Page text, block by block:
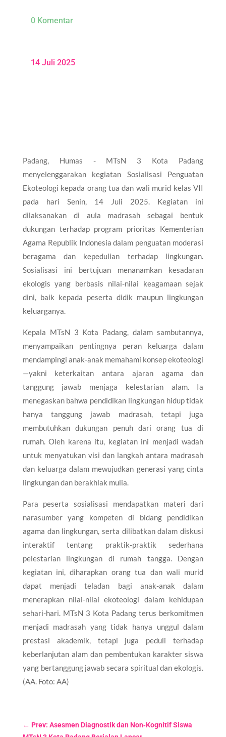
0 Komentar
14 Juli 2025
Padang, Humas - MTsN 3 Kota Padang
menyelenggarakan kegiatan Sosialisasi Penguatan
Ekoteologi kepada orang tua dan wali murid kelas VII
pada hari Senin, 14 Juli 2025. Kegiatan ini
dilaksanakan di aula madrasah sebagai bentuk
dukungan terhadap program prioritas Kementerian
Agama Republik Indonesia dalam penguatan moderasi
beragama dan kepedulian terhadap lingkungan.
Sosialisasi ini bertujuan menanamkan kesadaran
ekologis yang berbasis nilai-nilai keagamaan sejak
dini, baik kepada peserta didik maupun lingkungan
keluarganya.
Kepala MTsN 3 Kota Padang, dalam sambutannya,
menyampaikan pentingnya peran keluarga dalam
mendampingi anak-anak memahami konsep ekoteologi
—yakni keterkaitan antara ajaran agama dan
tanggung jawab menjaga kelestarian alam. Ia
menegaskan bahwa pendidikan lingkungan hidup tidak
hanya tanggung jawab madrasah, tetapi juga
membutuhkan dukungan penuh dari orang tua di
rumah. Oleh karena itu, kegiatan ini menjadi wadah
untuk menyatukan visi dan langkah antara madrasah
dan keluarga dalam mewujudkan generasi yang cinta
lingkungan dan berakhlak mulia.
Para peserta sosialisasi mendapatkan materi dari
narasumber yang kompeten di bidang pendidikan
agama dan lingkungan, serta dilibatkan dalam diskusi
interaktif tentang praktik-praktik sederhana
pelestarian lingkungan di rumah tangga. Dengan
kegiatan ini, diharapkan orang tua dan wali murid
dapat menjadi teladan bagi anak-anak dalam
menerapkan nilai-nilai ekoteologi dalam kehidupan
sehari-hari. MTsN 3 Kota Padang terus berkomitmen
menjadi madrasah yang tidak hanya unggul dalam
prestasi akademik, tetapi juga peduli terhadap
keberlanjutan alam dan pembentukan karakter siswa
yang bertanggung jawab secara spiritual dan ekologis.
(AA. Foto: AA)
← Prev: Asesmen Diagnostik dan Non‑Kognitif Siswa